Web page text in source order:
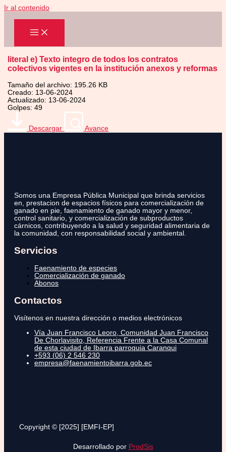
Ir al contenido
literal e) Texto integro de todos los contratos
colectivos vigentes en la institución anexos y reformas
Tamaño del archivo: 195.26 KB
Creado: 13-06-2024
Actualizado: 13-06-2024
Golpes: 49
Descargar Avance
Somos una Empresa Pública Municipal que brinda servicios
en, prestacion de espacios físicos para comercialización de
ganado en pie, faenamiento de ganado mayor y menor,
control sanitario, y comercialización de subproductos
cárnicos, contribuyendo a la salud y seguridad alimentaria de
la comunidad, con responsabilidad social y ambiental.
Servicios
Faenamiento de especies
Comercialización de ganado
Abonos
Contactos
Visítenos en nuestra dirección o medios electrónicos
Vía Juan Francisco Leoro, Comunidad Juan Francisco
De Chorlavisito, Referencia Frente a la Casa Comunal
de esta ciudad de Ibarra parroquia Caranqui
+593 (06) 2 546 230
empresa@faenamientoibarra.gob.ec
Copyright © [2025] [EMFI-EP]
Desarrollado por ProdSis